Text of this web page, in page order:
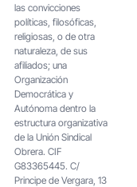
las convicciones
políticas, filosóficas,
religiosas, o de otra
naturaleza, de sus
afiliados; una
Organización
Democrática y
Autónoma dentro la
estructura organizativa
de la Unión Sindical
Obrera. CIF
G83365445. C/
Principe de Vergara, 13